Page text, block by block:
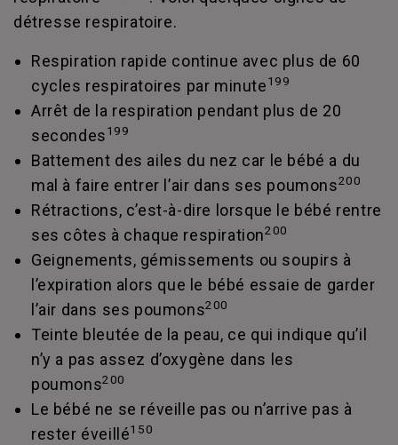
détresse respiratoire.
Respiration rapide continue avec plus de 60
cycles respiratoires par minute199
Arrêt de la respiration pendant plus de 20
secondes199
Battement des ailes du nez car le bébé a du
mal à faire entrer l’air dans ses poumons200
Rétractions, c’est-à-dire lorsque le bébé rentre
ses côtes à chaque respiration200
Geignements, gémissements ou soupirs à
l’expiration alors que le bébé essaie de garder
l’air dans ses poumons200
Teinte bleutée de la peau, ce qui indique qu’il
n’y a pas assez d’oxygène dans les
poumons200
Le bébé ne se réveille pas ou n’arrive pas à
rester éveillé150